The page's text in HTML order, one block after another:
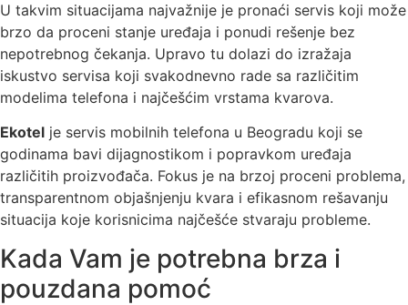
U takvim situacijama najvažnije je pronaći servis koji može
brzo da proceni stanje uređaja i ponudi rešenje bez
nepotrebnog čekanja. Upravo tu dolazi do izražaja
iskustvo servisa koji svakodnevno rade sa različitim
modelima telefona i najčešćim vrstama kvarova.
Ekotel je servis mobilnih telefona u Beogradu koji se
godinama bavi dijagnostikom i popravkom uređaja
različitih proizvođača. Fokus je na brzoj proceni problema,
transparentnom objašnjenju kvara i efikasnom rešavanju
situacija koje korisnicima najčešće stvaraju probleme.
Kada Vam je potrebna brza i
pouzdana pomoć